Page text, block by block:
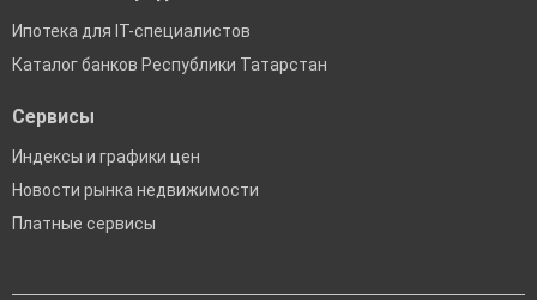
Ипотека для IT-специалистов
Каталог банков Республики Татарстан
Сервисы
Индексы и графики цен
Новости рынка недвижимости
Платные сервисы